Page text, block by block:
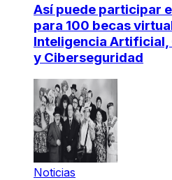
Así puede participar
para 100 becas
Inteligencia Artificial,
y Ciberseguridad
Noticias